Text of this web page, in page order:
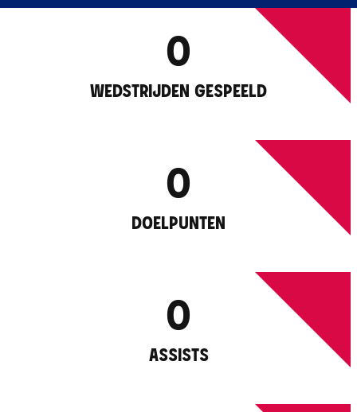
0
WEDSTRIJDEN GESPEELD
0
DOELPUNTEN
0
ASSISTS